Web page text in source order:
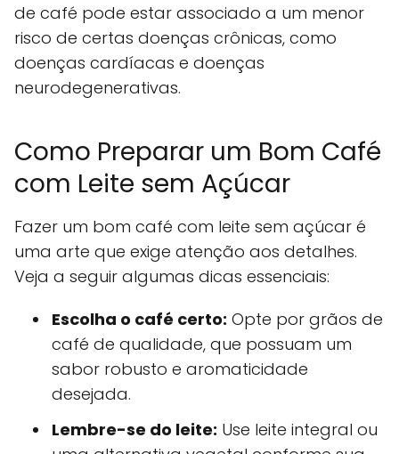
de café pode estar associado a um menor
risco de certas doenças crônicas, como
doenças cardíacas e doenças
neurodegenerativas.
Como Preparar um Bom Café
com Leite sem Açúcar
Fazer um bom café com leite sem açúcar é
uma arte que exige atenção aos detalhes.
Veja a seguir algumas dicas essenciais:
Escolha o café certo: Opte por grãos de
café de qualidade, que possuam um
sabor robusto e aromaticidade
desejada.
Lembre-se do leite: Use leite integral ou